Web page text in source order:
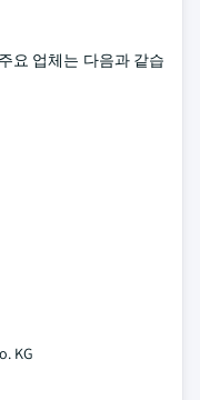
요 업체는 다음과 같습
KG